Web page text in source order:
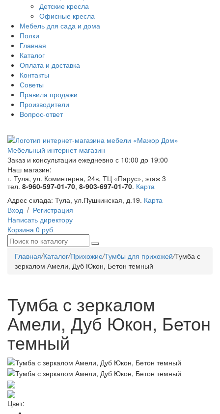
Детские кресла
Офисные кресла
Мебель для сада и дома
Полки
Главная
Каталог
Оплата и доставка
Контакты
Советы
Правила продажи
Производители
Вопрос-ответ
Мебельный интернет-магазин
Заказ и консультации ежедневно с 10:00 до 19:00
Наш магазин:
г. Тула, ул. Коминтерна, 24в, ТЦ «Парус», этаж 3
тел. 8-960-597-01-70, 8-903-697-01-70. Карта
Адрес склада: Тула, ул.Пушкинская, д.19. Карта
Вход / Регистрация
Написать директору
Корзина 0 руб
Главная/Каталог/Прихожие/Тумбы для прихожей/Тумба с
зеркалом Амели, Дуб Юкон, Бетон темный
Тумба с зеркалом
Амели, Дуб Юкон, Бетон
темный
Цвет: